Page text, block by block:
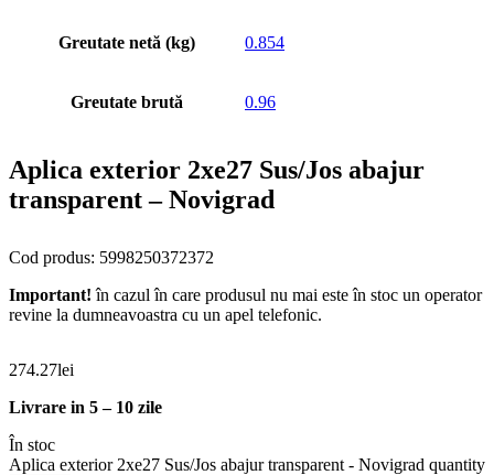
Greutate netă (kg) 0.854
Greutate brută 0.96
Aplica exterior 2xe27 Sus/Jos abajur
transparent – Novigrad
Cod produs: 5998250372372
Important! în cazul în care produsul nu mai este în stoc un operator
revine la dumneavoastra cu un apel telefonic.
274.27lei
Livrare in 5 – 10 zile
În stoc
Aplica exterior 2xe27 Sus/Jos abajur transparent - Novigrad quantity